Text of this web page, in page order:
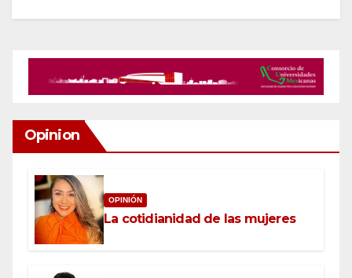
Opinion
OPINIÓN
La cotidianidad de las mujeres